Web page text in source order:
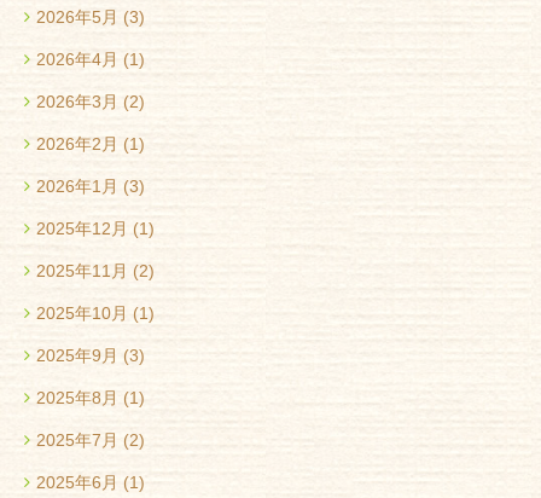
2026年5月 (3)
2026年4月 (1)
2026年3月 (2)
2026年2月 (1)
2026年1月 (3)
2025年12月 (1)
2025年11月 (2)
2025年10月 (1)
2025年9月 (3)
2025年8月 (1)
2025年7月 (2)
2025年6月 (1)